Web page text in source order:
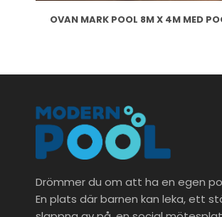
OVAN MARK POOL 8M X 4M MED
Drömmer du om att ha en egen
En plats där barnen kan leka, ett